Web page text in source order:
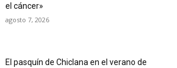
el cáncer»
agosto 7, 2026
El pasquín de Chiclana en el verano de